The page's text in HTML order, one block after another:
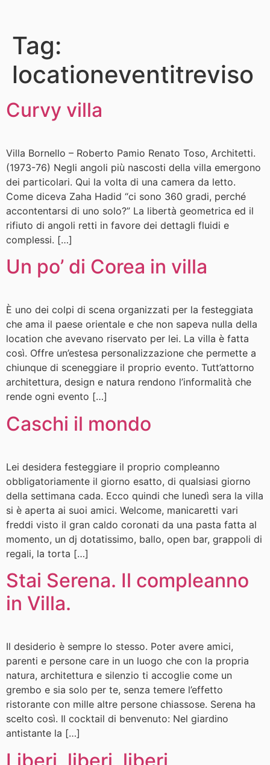
Tag:
locationeventitreviso
Curvy villa
Villa Bornello – Roberto Pamio Renato Toso, Architetti.
(1973-76) Negli angoli più nascosti della villa emergono
dei particolari. Qui la volta di una camera da letto.
Come diceva Zaha Hadid “ci sono 360 gradi, perché
accontentarsi di uno solo?” La libertà geometrica ed il
rifiuto di angoli retti in favore dei dettagli fluidi e
complessi. […]
Un po’ di Corea in villa
È uno dei colpi di scena organizzati per la festeggiata
che ama il paese orientale e che non sapeva nulla della
location che avevano riservato per lei. La villa è fatta
così. Offre un’estesa personalizzazione che permette a
chiunque di sceneggiare il proprio evento. Tutt’attorno
architettura, design e natura rendono l’informalità che
rende ogni evento […]
Caschi il mondo
Lei desidera festeggiare il proprio compleanno
obbligatoriamente il giorno esatto, di qualsiasi giorno
della settimana cada. Ecco quindi che lunedì sera la villa
si è aperta ai suoi amici. Welcome, manicaretti vari
freddi visto il gran caldo coronati da una pasta fatta al
momento, un dj dotatissimo, ballo, open bar, grappoli di
regali, la torta […]
Stai Serena. Il compleanno
in Villa.
Il desiderio è sempre lo stesso. Poter avere amici,
parenti e persone care in un luogo che con la propria
natura, architettura e silenzio ti accoglie come un
grembo e sia solo per te, senza temere l’effetto
ristorante con mille altre persone chiassose. Serena ha
scelto così. Il cocktail di benvenuto: Nel giardino
antistante la […]
Liberi, liberi, liberi